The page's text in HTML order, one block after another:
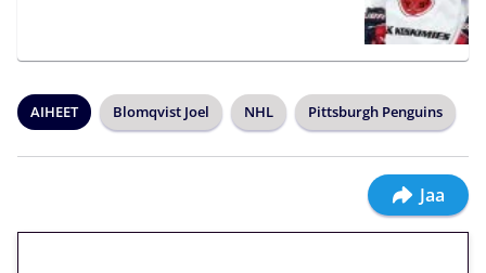
AIHEET Blomqvist Joel NHL Pittsburgh Penguins
Jaa